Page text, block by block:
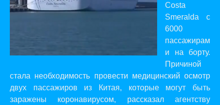
Costa
Smeralda с
6000
пассажирам
и на борту.
Причиной
стала необходимость провести медицинский осмотр
двух пассажиров из Китая, которые могут быть
заражены коронавирусом, рассказалагентству